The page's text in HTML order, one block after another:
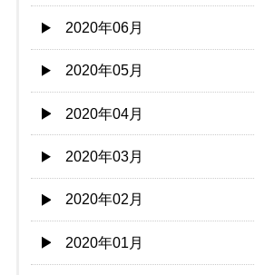
2020年06月
2020年05月
2020年04月
2020年03月
2020年02月
2020年01月